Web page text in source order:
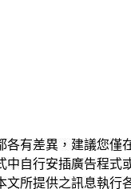
有差異，建議您僅
自行安插廣告程式
所提供之訊息執行